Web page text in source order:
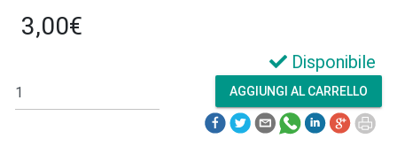
3,00€
Disponibile